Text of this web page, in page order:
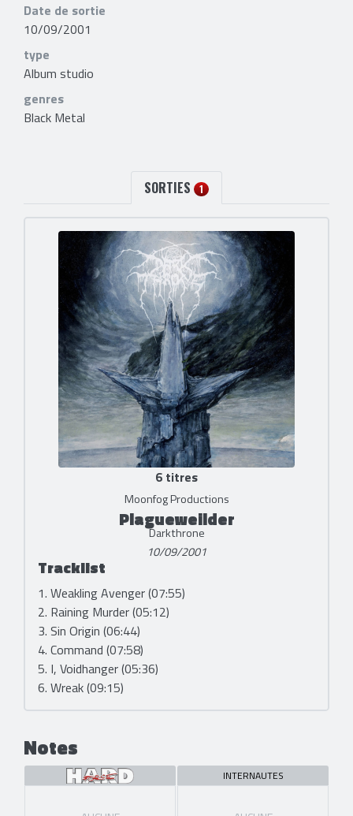
Date de sortie
10/09/2001
type
Album studio
genres
Black Metal
SORTIES 1
6 titres
Moonfog Productions
Plagueweilder
Darkthrone
10/09/2001
Tracklist
1. Weakling Avenger (07:55)
2. Raining Murder (05:12)
3. Sin Origin (06:44)
4. Command (07:58)
5. I, Voidhanger (05:36)
6. Wreak (09:15)
Notes
INTERNAUTES